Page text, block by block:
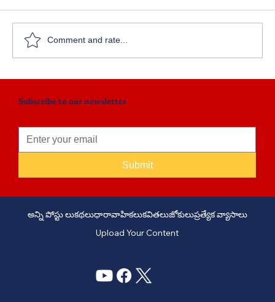
ముందడుగు
Comment and rate...
Subscribe to our newsletter
Submit
అన్ని పోస్టు లుకథలుధారావాహికలుకవితలుజోకులుప్రత్యేక వ్యాసాలు
Upload Your Content